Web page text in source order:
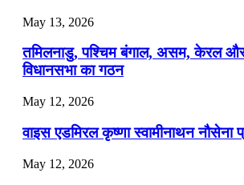
July 16, 2026
📝 डेली करेंट अफेयर्स: 13-15 जुलाई
May 13, 2026
तमिलनाडु, पश्चिम बंगाल, असम, केरल
विधानसभा का गठन
May 12, 2026
वाइस एडमिरल कृष्णा स्वामीनाथन नौसेना
May 12, 2026